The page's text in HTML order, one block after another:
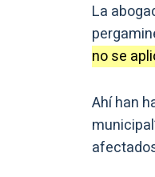
La
no se
Ahí han